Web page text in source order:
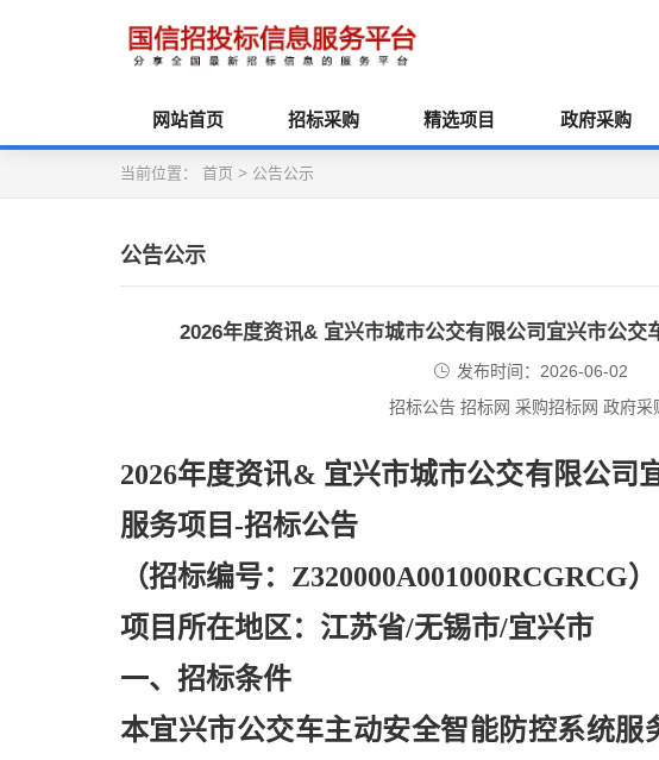
网站首页 招标采购 精选项目 政府采购
当前位置： 首页 > 公告公示
公告公示
2026年度资讯& 宜兴市城市公交有限公司宜兴市公
发布时间：2026-06-02
招标公告 招标网 采购招标网 政府采
2026年度资讯& 宜兴市城市公交有限公司
服务项目-招标公告
（招标编号： Z320000A001000RCGRCG）
项目所在地区：江苏省/无锡市/宜兴市
一、招标条件
本宜兴市公交车主动安全智能防控系统服